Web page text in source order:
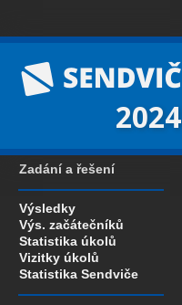
2024
Zadání a řešení
Výsledky
Výs. začátečníků
Statistika úkolů
Vizitky úkolů
Statistika Sendviče